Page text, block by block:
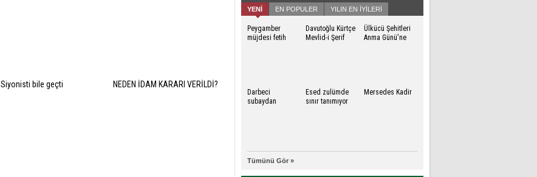
Siyonisti bile geçti NEDEN İDAM KARARI VERİLDİ?
YENİ EN POPULER YILIN EN İYİLERİ
Peygamber
müjdesi fetih
Davutoğlu Kürtçe
Mevlid-i Şerif
Ülkücü Şehitleri
Anma Günü'ne
Darbeci
subaydan
Esed zulümde
sınır tanımıyor
Mersedes Kadir
Tümünü Gör »